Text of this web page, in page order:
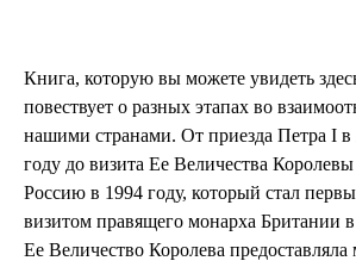
Книга, которую вы можете увидеть
повествует о разных этапах во
нашими странами. От приезда Петра I
году до визита Ее Величества
Россию в 1994 году, который стал
визитом правящего монарха Британии
Ее Величество Королева предоставляла